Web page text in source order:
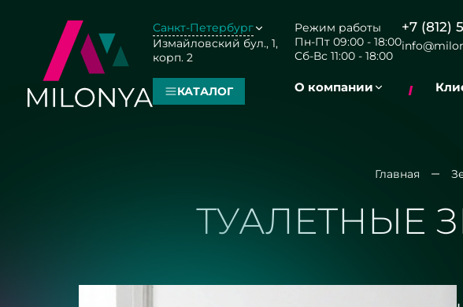
Санкт-Петербург
Измайловский бул., 1,
корп. 2
Режим работы
Пн-Пт 09:00 - 18:00
Сб-Вс 11:00 - 18:00
+7 (812)
КАТАЛОГ О компании
Главная
ТУАЛЕТНЫЕ